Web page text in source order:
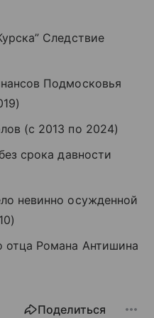
Следствие
Подмосковья
(с 2013 по 2024)
срока давности
невинно осужденной
отца Романа Антишина
Поделиться